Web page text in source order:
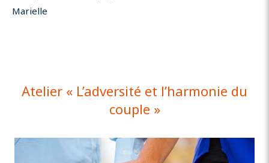
Marielle
Atelier « L’adversité et l’harmonie du
couple »